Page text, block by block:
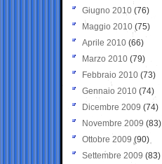
Giugno 2010 (76)
Maggio 2010 (75)
Aprile 2010 (66)
Marzo 2010 (79)
Febbraio 2010 (73)
Gennaio 2010 (74)
Dicembre 2009 (74)
Novembre 2009 (83)
Ottobre 2009 (90)
Settembre 2009 (83)